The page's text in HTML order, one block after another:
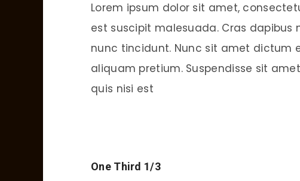
Lorem ipsum dolor sit amet,
est suscipit malesuada. Cras dapibus
nunc tincidunt. Nunc sit amet dictum
aliquam pretium. Suspendisse sit
quis nisi est
One Third 1/3